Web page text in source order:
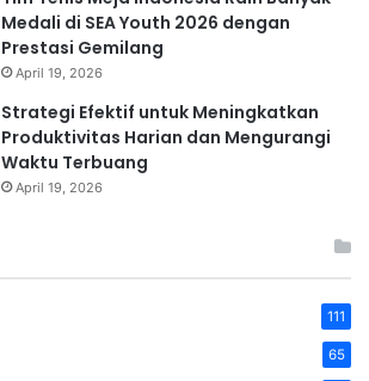
Medali di SEA Youth 2026 dengan
Prestasi Gemilang
April 19, 2026
Strategi Efektif untuk Meningkatkan
Produktivitas Harian dan Mengurangi
Waktu Terbuang
April 19, 2026
111
65